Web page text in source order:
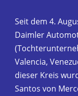
Seit dem 4.
Daimler
Valencia,
dieser Kreis
Santos von